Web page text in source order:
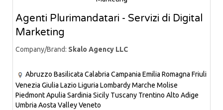
Agenti Plurimandatari - Servizi di Digital
Marketing
Company/Brand: Skalo Agency LLC
Abruzzo Basilicata Calabria Campania Emilia Romagna Friuli
Venezia Giulia Lazio Liguria LombardyMarche Molise
PiedmontApulia Sardinia Sicily Tuscany Trentino Alto Adige
Umbria Aosta ValleyVeneto